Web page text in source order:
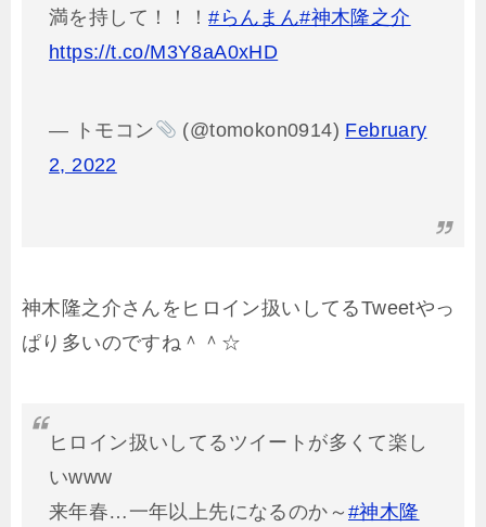
満を持して！！！#らんまん#神木隆之介
https://t.co/M3Y8aA0xHD
— トモコン (@tomokon0914) February
2, 2022
神木隆之介さんをヒロイン扱いしてるTweetやっ
ぱり多いのですね＾＾☆
ヒロイン扱いしてるツイートが多くて楽し
いwww
来年春…一年以上先になるのか～ #神木隆